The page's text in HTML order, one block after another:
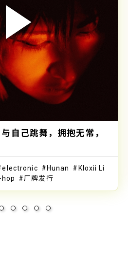
自己跳舞，拥抱无常，
electronic Hunan
Kloxii Li
厂牌发行